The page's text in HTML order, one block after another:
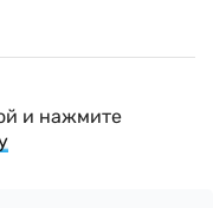
и нажмите